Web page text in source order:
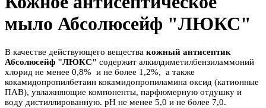
мыло Абсолюсейф "ЛЮКС"
В качестве действующего вещества кожный антисептик
Абсолюсейф "ЛЮКС" содержит алкилдиметилбензиламмоний
хлорид не менее 0,8% и не более 1,2%, а также
кокамидопропилбетаин кокамидопропиламина оксид (катионные
ПАВ), увлажняющие компоненты, парфюмерную отдушку и
воду дистиллированную. рН не менее 5,0 и не более 7,0.